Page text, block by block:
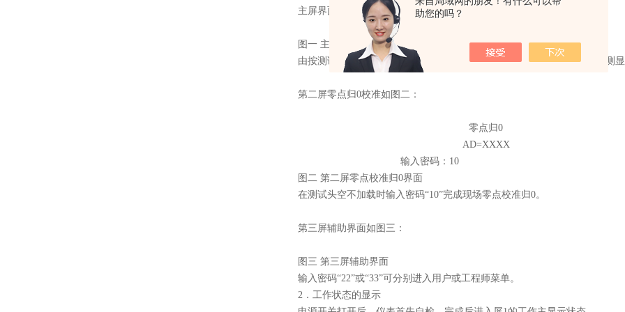
助您的吗？
主屏界面如图一：
图一 主屏界面
由按测试键，或自动方式下插入测头产生一次测量结果，连续方式约3秒测显
第二屏零点归0校准如图二：
零点归0
AD=XXXX
输入密码：10
图二 第二屏零点校准归0界面
在测试头空不加载时输入密码“10”完成现场零点校准归0。
第三屏辅助界面如图三：
图三 第三屏辅助界面
输入密码“22”或“33”可分别进入用户或工程师菜单。
2．工作状态的显示